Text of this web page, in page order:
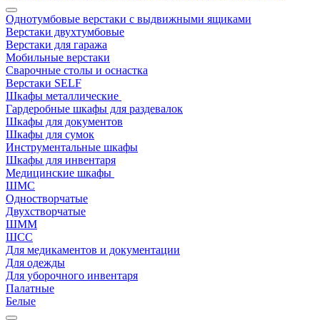
Однотумбовые верстаки с выдвижными ящиками
Верстаки двухтумбовые
Верстаки для гаража
Мобильные верстаки
Сварочные столы и оснастка
Верстаки SELF
Шкафы металлические
Гардеробные шкафы для раздевалок
Шкафы для документов
Шкафы для сумок
Инструментальные шкафы
Шкафы для инвентаря
Медицинские шкафы
ШМС
Одностворчатые
Двухстворчатые
ШММ
ШСС
Для медикаментов и документации
Для одежды
Для уборочного инвентаря
Палатные
Белые